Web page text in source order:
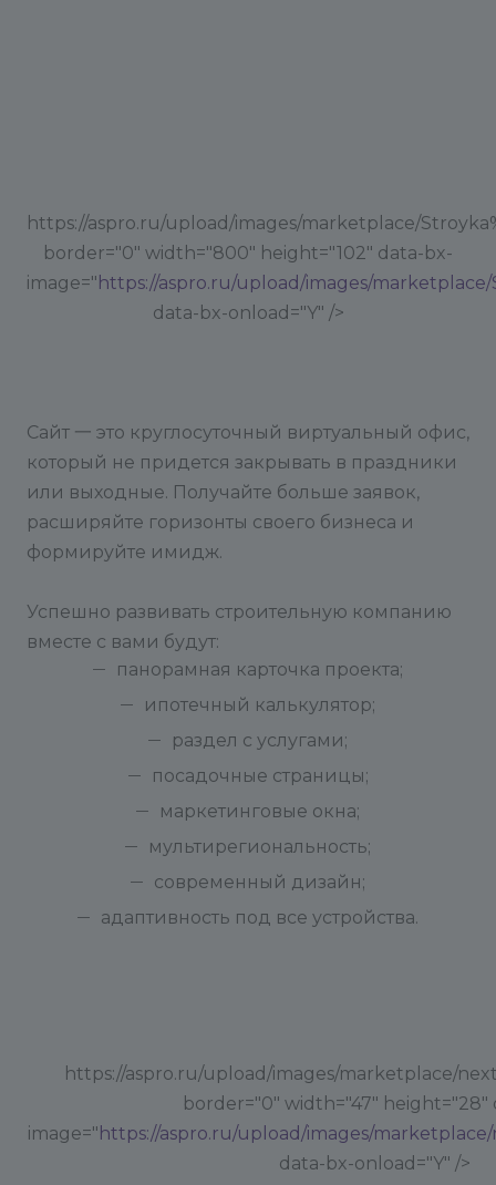
https://aspro.ru/upload/images/marketplace/
border="0" width="800" height="102" data-bx-
image=" https://aspro.ru/upload/images/
data-bx-onload="Y" />
Сайт 一 это круглосуточный виртуальный офис,
который не придется закрывать в праздники
или выходные. Получайте больше заявок,
расширяйте горизонты своего бизнеса и
формируйте имидж.
Успешно развивать строительную компанию
вместе с вами будут:
панорамная карточка проекта;
ипотечный калькулятор;
раздел с услугами;
посадочные страницы;
маркетинговые окна;
мультирегиональность;
современный дизайн;
адаптивность под все устройства.
https://aspro.ru/upload/images/marketplace/
border="0" width="47" height="28"
image=" https://aspro.ru/upload/images/
data-bx-onload="Y" />